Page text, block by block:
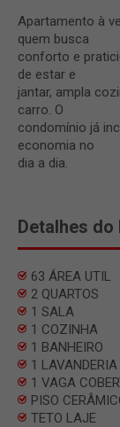
Apartamento à
quem busca
conforto e
de estar e
jantar, ampla
carro. O
condomínio já
economia no
dia a dia.
Detalhes do
63 ÁREA UTIL
2 QUARTOS
1 SALA
1 COZINHA
1 BANHEIRO
1 LAVANDERIA
1 VAGA
PISO
TETO LAJE